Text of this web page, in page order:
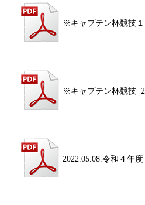
※キャプテン杯競技
※キャプテン杯競技
2022.05.08.令和４年